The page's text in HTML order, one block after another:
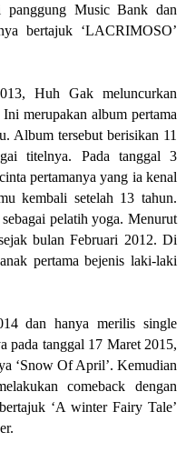
panggung Music Bank dan
bertajuk ‘LACRIMOSO’
Huh Gak meluncurkan
merupakan album pertama
Album tersebut berisikan 11
titelnya. Pada tanggal 3
pertamanya yang ia kenal
kembali setelah 13 tahun.
pelatih yoga. Menurut
bulan Februari 2012. Di
pertama bejenis laki-laki
dan hanya merilis single
pada tanggal 17 Maret 2015,
‘Snow Of April’. Kemudian
comeback dengan
‘A winter Fairy Tale’